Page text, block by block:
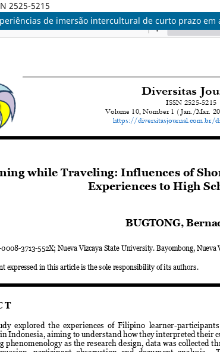
2525-5215
de imersão intercultural de curto prazo em